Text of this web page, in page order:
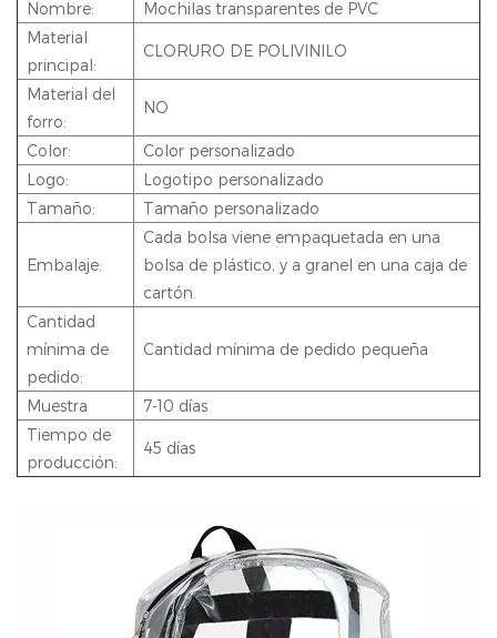
Nombre:
Mochilas transparentes de PVC
Material
principal:
CLORURO DE POLIVINILO
Material del
forro:
NO
Color:
Color personalizado
Logo:
Logotipo personalizado
Tamaño:
Tamaño personalizado
Embalaje:
Cada bolsa viene empaquetada en una
bolsa de plástico, y a granel en una caja de
cartón.
Cantidad
mínima de
pedido:
Cantidad mínima de pedido pequeña
Muestra
7-10 días
Tiempo de
producción:
45 días